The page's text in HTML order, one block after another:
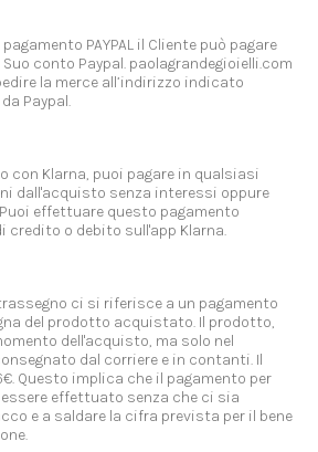
PAYPAL il Cliente può pagare
conto Paypal. paolagrandegioielli.com
la merce all’indirizzo indicato
Paypal.
con Klarna, puoi pagare in qualsiasi
dall'acquisto senza interessi oppure
effettuare questo pagamento
o debito sull'app Klarna.
ci si riferisce a un pagamento
del prodotto acquistato. Il prodotto,
dell'acquisto, ma solo nel
dal corriere e in contanti. Il
Questo implica che il pagamento per
effettuato senza che ci sia
e a saldare la cifra prevista per il bene